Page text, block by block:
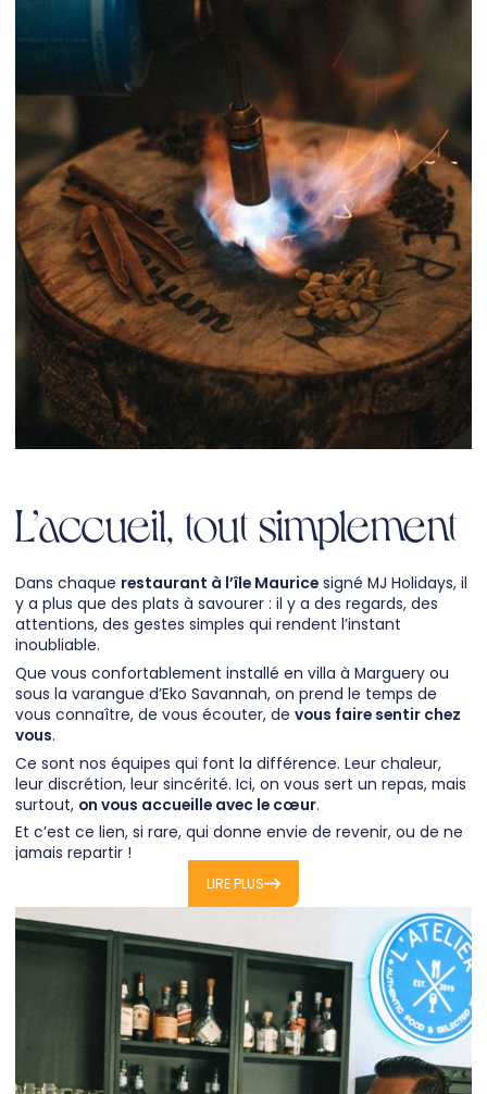
Vindaye de poisson
: poisson mariné dans une sauce
vinaigrée au curcuma, relevée d’épices douces.
Crème brûlée à la feuille de cari
: mariage subtil entre
tradition française et parfums mauriciens.
Bann pla pou goute san ezitasiondans unrestaurant à l'île
Maurice
MJ Holidays !
L’accueil, tout simplement
Dans chaque restaurant à l’île Mauricesigné MJ Holidays, il
y a plus que des plats à savourer : il y a des regards, des
attentions, des gestes simples qui rendent l’instant
inoubliable.
Que vous confortablement installé en villa à Marguery ou
sous la varangue d’Eko Savannah, on prend le temps de
vous connaître, de vous écouter, de vous faire sentir chez
vous.
Ce sont nos équipes qui font la différence. Leur chaleur,
leur discrétion, leur sincérité. Ici, on vous sert un repas, mais
surtout, on vous accueille avec le cœur.
Et c’est ce lien, si rare, qui donne envie de revenir, ou de ne
jamais repartir !
LIRE PLUS